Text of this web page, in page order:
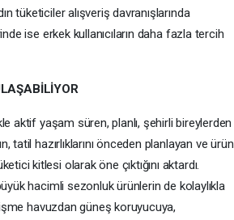
tüketiciler alışveriş davranışlarında
ise erkek kullanıcıların daha fazla tercih
aktif yaşam süren, planlı, şehirli bireylerden
hazırlıklarını önceden planlayan ve ürün
kitlesi olarak öne çıktığını aktardı.
hacimli sezonluk ürünlerin de kolaylıkla
havuzdan güneş koruyucuya,